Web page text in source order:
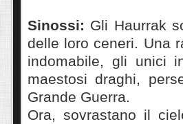
Sinossi: Gli Haurrak
delle loro ceneri. Una
indomabile, gli unici
maestosi draghi,
Grande Guerra.
Ora, sovrastano il